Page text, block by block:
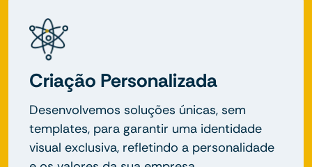
Criação Personalizada
Desenvolvemos soluções únicas, sem
templates, para garantir uma identidade
visual exclusiva, refletindo a personalidade